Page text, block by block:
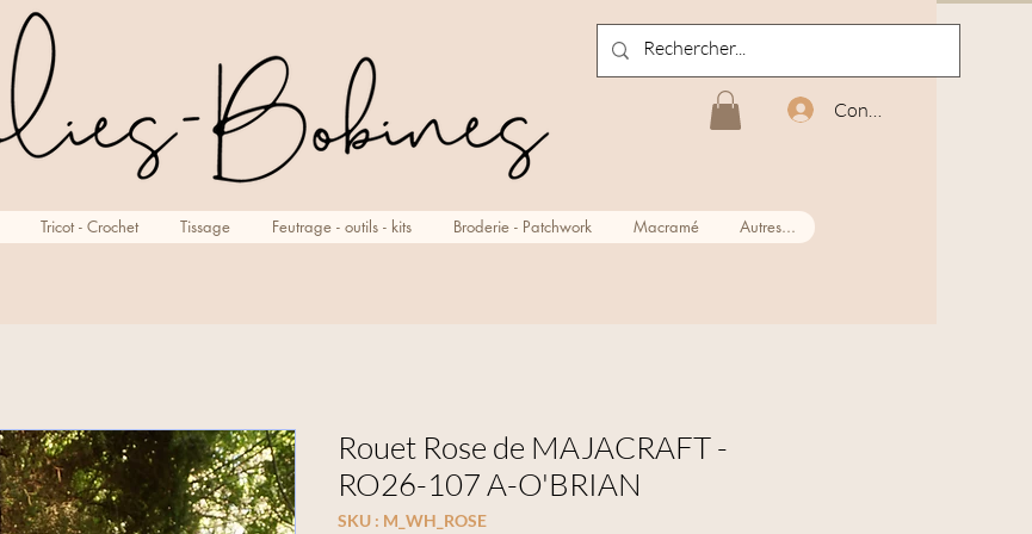
Connexion
Tricot - Crochet Tissage Feutrage - outils - kits Broderie - Patchwork Macramé Autres...
Rouet Rose de MAJACRAFT -
RO26-107 A-O'BRIAN
SKU : M_WH_ROSE